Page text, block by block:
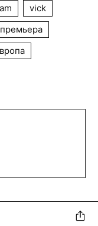
vick
премьера